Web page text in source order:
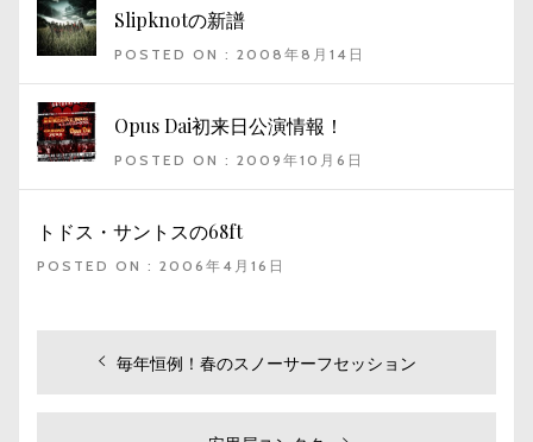
Slipknotの新譜
POSTED ON : 2008年8月14日
Opus Dai初来日公演情報！
POSTED ON : 2009年10月6日
トドス・サントスの68ft
POSTED ON : 2006年4月16日
過
毎年恒例！春のスノーサーフセッション